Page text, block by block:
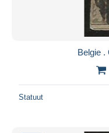
Belgie .
Statuut